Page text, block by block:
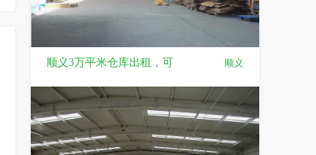
顺义
顺义3万平米仓库出租，可